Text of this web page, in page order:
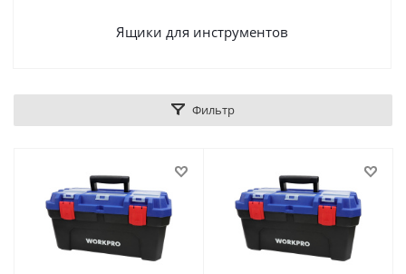
Ящики для инструментов
Фильтр